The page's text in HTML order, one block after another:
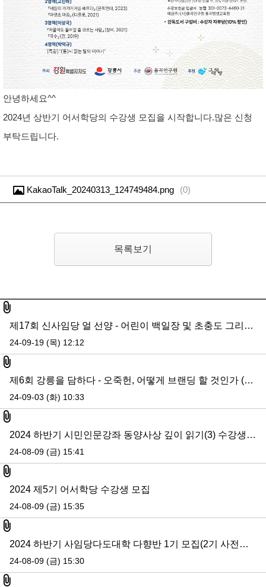
안녕하세요^^
2024년 상반기 어서학당의 수강생 모집을 시작합니다.많은 신청
부탁드립니다.
KakaoTalk_20240313_124749484.png (0)
목록보기
첨부파일
제17회 신사임당 얼 선양 - 어린이 백일장 및 초충도 그리기 대회
24-09-19 (목) 12:12
첨부파일
제6회 강릉을 담하다 - 오죽헌, 어떻게 브랜딩 할 것인가 (두번째 이야기)
24-09-03 (화) 10:33
첨부파일
2024 하반기 시민인문강좌 동양사상 깊이 읽기(3) 수강생 모집
24-08-09 (금) 15:41
첨부파일
2024 제5기 어서학당 수강생 모집
24-08-09 (금) 15:35
첨부파일
2024 하반기 사임당다도대학 다향반 1기 모집(2기 사전모집 내용 추가)
24-08-09 (금) 15:30
첨부파일